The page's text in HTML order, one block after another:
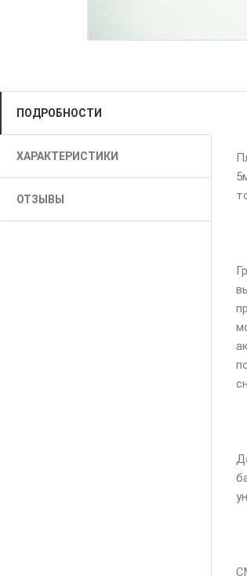
ПОДРОБНОСТИ
ХАРАКТЕРИСТИКИ
ОТЗЫВЫ